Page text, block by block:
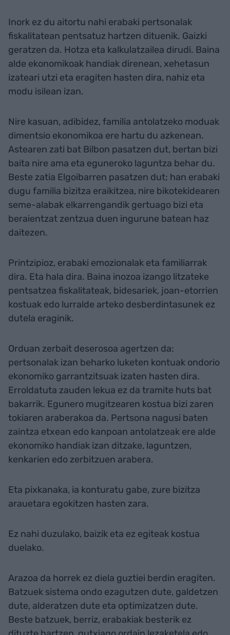
Inork ez du aitortu nahi erabaki pertsonalak
fiskalitatean pentsatuz hartzen dituenik. Gaizki
geratzen da. Hotza eta kalkulatzailea dirudi. Baina
alde ekonomikoak handiak direnean, xehetasun
izateari utzi eta eragiten hasten dira, nahiz eta
modu isilean izan.
Nire kasuan, adibidez, familia antolatzeko moduak
dimentsio ekonomikoa ere hartu du azkenean.
Astearen zati bat Bilbon pasatzen dut, bertan bizi
baita nire ama eta eguneroko laguntza behar du.
Beste zatia Elgoibarren pasatzen dut; han erabaki
dugu familia bizitza eraikitzea, nire bikotekidearen
seme-alabak elkarrengandik gertuago bizi eta
beraientzat zentzua duen ingurune batean haz
daitezen.
Printzipioz, erabaki emozionalak eta familiarrak
dira. Eta hala dira. Baina inozoa izango litzateke
pentsatzea fiskalitateak, bidesariek, joan-etorrien
kostuak edo lurralde arteko desberdintasunek ez
dutela eraginik.
Orduan zerbait deserosoa agertzen da:
pertsonalak izan beharko luketen kontuak ondorio
ekonomiko garrantzitsuak izaten hasten dira.
Erroldatuta zauden lekua ez da tramite huts bat
bakarrik. Egunero mugitzearen kostua bizi zaren
tokiaren araberakoa da. Pertsona nagusi baten
zaintza etxean edo kanpoan antolatzeak ere alde
ekonomiko handiak izan ditzake, laguntzen,
kenkarien edo zerbitzuen arabera.
Eta pixkanaka, ia konturatu gabe, zure bizitza
arauetara egokitzen hasten zara.
Ez nahi duzulako, baizik eta ez egiteak kostua
duelako.
Arazoa da horrek ez diela guztiei berdin eragiten.
Batzuek sistema ondo ezagutzen dute, galdetzen
dute, alderatzen dute eta optimizatzen dute.
Beste batzuek, berriz, erabakiak besterik ez